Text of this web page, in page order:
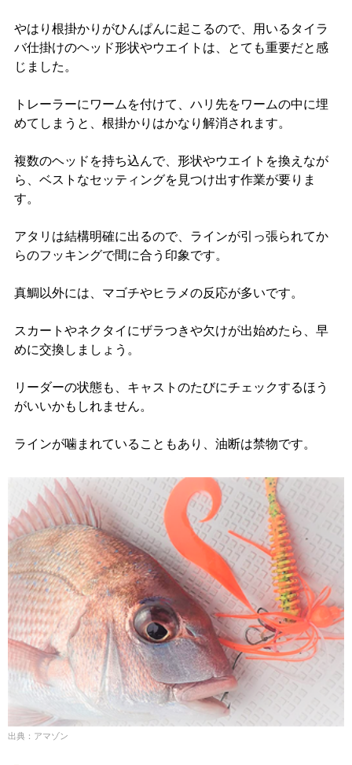
やはり根掛かりがひんぱんに起こるので、用いるタイラ
バ仕掛けのヘッド形状やウエイトは、とても重要だと感
じました。
トレーラーにワームを付けて、ハリ先をワームの中に埋
めてしまうと、根掛かりはかなり解消されます。
複数のヘッドを持ち込んで、形状やウエイトを換えなが
ら、ベストなセッティングを見つけ出す作業が要りま
す。
アタリは結構明確に出るので、ラインが引っ張られてか
らのフッキングで間に合う印象です。
真鯛以外には、マゴチやヒラメの反応が多いです。
スカートやネクタイにザラつきや欠けが出始めたら、早
めに交換しましょう。
リーダーの状態も、キャストのたびにチェックするほう
がいいかもしれません。
ラインが噛まれていることもあり、油断は禁物です。
出典：アマゾン